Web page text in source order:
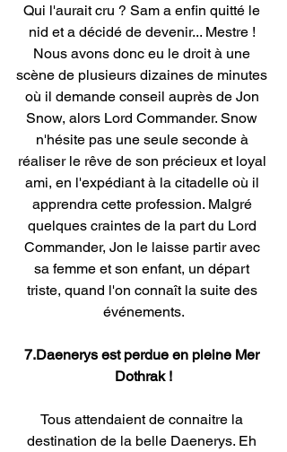
Qui l'aurait cru ? Sam a enfin quitté le
nid et a décidé de devenir... Mestre !
Nous avons donc eu le droit à une
scène de plusieurs dizaines de minutes
où il demande conseil auprès de Jon
Snow, alors Lord Commander. Snow
n'hésite pas une seule seconde à
réaliser le rêve de son précieux et loyal
ami, en l'expédiant à la citadelle où il
apprendra cette profession. Malgré
quelques craintes de la part du Lord
Commander, Jon le laisse partir avec
sa femme et son enfant, un départ
triste, quand l'on connaît la suite des
événements.
7.Daenerys est perdue en pleine Mer
Dothrak !
Tous attendaient de connaitre la
destination de la belle Daenerys. Eh